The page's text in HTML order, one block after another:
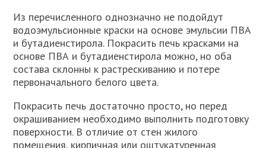
Из перечисленного однозначно не подойдут
водоэмульсионные краски на основе эмульсии ПВА
и бутадиенстирола. Покрасить печь красками на
основе ПВА и бутадиенстирола можно, но оба
состава склонны к растрескиванию и потере
первоначального белого цвета.
Покрасить печь достаточно просто, но перед
окрашиванием необходимо выполнить подготовку
поверхности. В отличие от стен жилого
помещения, кирпичная или оштукатуренная